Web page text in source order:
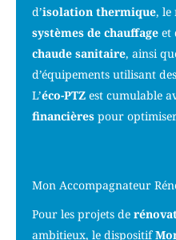
d’isolation thermique, le
systèmes de chauffage et
chaude sanitaire, ainsi
d’équipements utilisant des
L’éco-PTZ est cumulable
financières pour
Mon Accompagnateur
Pour les projets de
ambitieux, le dispositif